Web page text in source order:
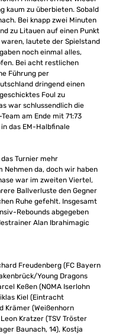
kaum zu überbieten. Sobald
Bei knapp zwei Minuten
zu Litauen auf einen Punkt
waren, lautete der Spielstand
noch einmal alles,
Bei acht restlichen
Führung per
dringend einen
Foul zu
war schlussendlich die
am Ende mit 71:73
das EM-Halbfinale
Turnier mehr
Nehmen da, doch wir haben
war im zweiten Viertel,
Ballverluste den Gegner
Ruhe gefehlt. Insgesamt
Rebounds abgegeben
Alan Ibrahimagic
Freudenberg (FC Bayern
Young Dragons
Keßen (NOMA Iserlohn
Kiel (Eintracht
Krämer (Weißenhorn
Kratzer (TSV Tröster
Baunach, 14), Kostja